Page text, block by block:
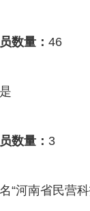
数量： 46
是
数量： 3
“河南省民营